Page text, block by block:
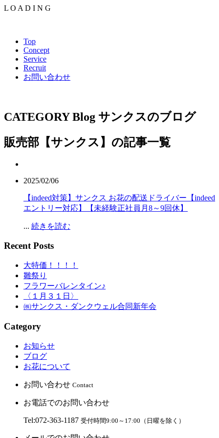
L O A D I N G
Top
Concept
Service
Recruit
お問い合わせ
CATEGORY Blog サンクスのブログ
販売部【サンクス】の記事一覧
2025/02/06
【indeed対策】サンクス お花の配送ドライバー【indeed
エントリー対応】【未経験正社員月8～9回休】
... 続きを読む
Recent Posts
大特価！！！！
雛祭り
フラワーバレンタイン♪
〈１月３１日〉
㈱サンクス・ダンクウェル合同新年会
Category
お知らせ
ブログ
お花について
お問い合わせ Contact
お電話でのお問い合わせ
Tel:072-363-1187 受付時間9:00～17:00（日曜を除く）